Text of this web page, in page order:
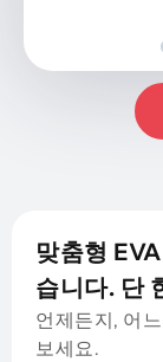
맞춤형
습니다. 단
언제든지, 어
보세요.